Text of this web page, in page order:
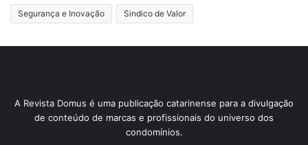
Segurança e Inovação Sindico de Valor
A Revista Domus é uma publicação catarinense para a divulgação
de conteúdo de marcas e profissionais do universo dos
condomínios.